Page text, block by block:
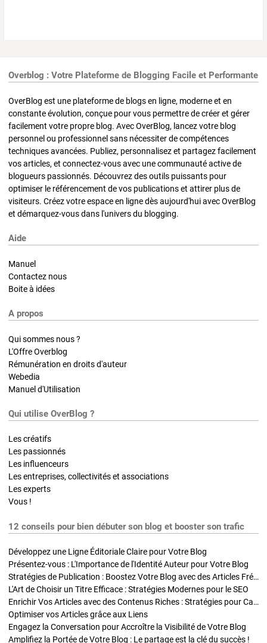
Overblog : Votre Plateforme de Blogging Facile et Performante
OverBlog est une plateforme de blogs en ligne, moderne et en
constante évolution, conçue pour vous permettre de créer et gérer
facilement votre propre blog. Avec OverBlog, lancez votre blog
personnel ou professionnel sans nécessiter de compétences
techniques avancées. Publiez, personnalisez et partagez facilement
vos articles, et connectez-vous avec une communauté active de
blogueurs passionnés. Découvrez des outils puissants pour
optimiser le référencement de vos publications et attirer plus de
visiteurs. Créez votre espace en ligne dès aujourd'hui avec OverBlog
et démarquez-vous dans l'univers du blogging.
Aide
Manuel
Contactez nous
Boite à idées
A propos
Qui sommes nous ?
L'Offre Overblog
Rémunération en droits d'auteur
Webedia
Manuel d'Utilisation
Qui utilise OverBlog ?
Les créatifs
Les passionnés
Les influenceurs
Les entreprises, collectivités et associations
Les experts
Vous !
12 conseils pour bien débuter son blog et booster son trafic
Développez une Ligne Éditoriale Claire pour Votre Blog
Présentez-vous : L'Importance de l'Identité Auteur pour Votre Blog
Stratégies de Publication : Boostez Votre Blog avec des Articles Fréquents et Exclusifs
L'Art de Choisir un Titre Efficace : Stratégies Modernes pour le SEO
Enrichir Vos Articles avec des Contenus Riches : Stratégies pour Captiver et Optimiser
Optimiser vos Articles grâce aux Liens
Engagez la Conversation pour Accroître la Visibilité de Votre Blog
Amplifiez la Portée de Votre Blog : Le partage est la clé du succès !